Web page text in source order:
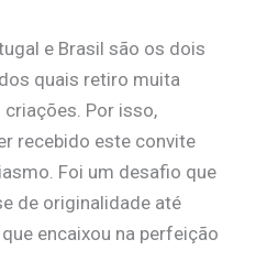
e Brasil são os dois
quais retiro muita
Por isso,
recebido este convite
Foi um desafio que
de originalidade até
encaixou na perfeição